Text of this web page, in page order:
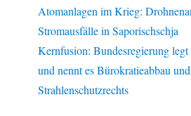
Atomanlagen im Krieg:
Stromausfälle in Saporischschja
Kernfusion: Bundesregierung
und nennt es Bürokratieabbau
Strahlenschutzrechts